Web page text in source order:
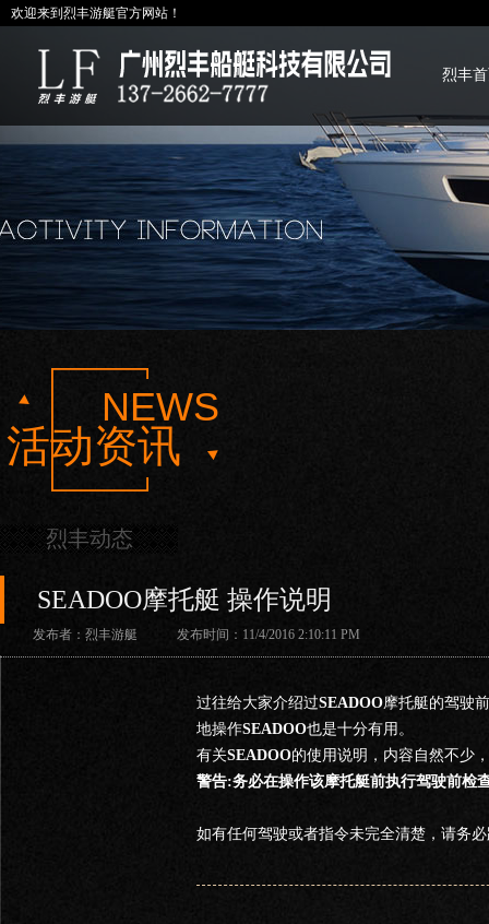
欢迎来到烈丰游艇官方网站！
烈丰
NEWS
活动资讯
烈丰动态
SEADOO摩托艇 操作说明
发布者：烈丰游艇 发布时间：11/4/2016 2:10:11 PM
过往给大家介绍过SEADOO摩托艇的驾驶
地操作SEADOO也是十分有用。
有关SEADOO的使用说明，内容自然不少
警告:务必在操作该摩托艇前执行驾驶前检
如有任何驾驶或者指令未完全清楚，请务